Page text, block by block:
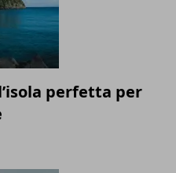
perfetta per